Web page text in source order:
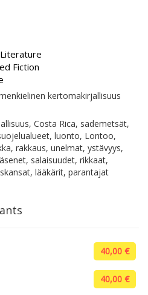
Fiction
kertomakirjallisuus
Costa Rica, sademetsät,
luonto, Lontoo,
rakkaus, unelmat, ystävyys,
salaisuudet, rikkaat,
lääkärit, parantajat
40,00 €
40,00 €